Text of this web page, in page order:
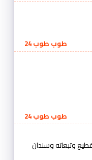
طوب طوب 24
طوب طوب 24
وتبعاته وسندان